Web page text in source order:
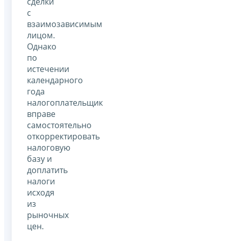
с
взаимозависимым
лицом.
Однако
по
истечении
календарного
года
налогоплательщик
вправе
самостоятельно
откорректировать
налоговую
базу и
доплатить
налоги
исходя
из
рыночных
цен.